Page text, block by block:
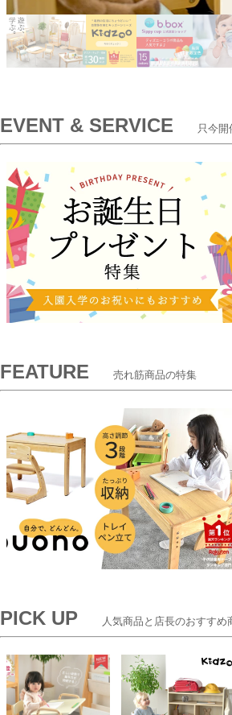
EVENT & SERVICE 只今開催
FEATURE 売れ筋商品の特集
PICK UP 人気商品と店長のおすすめ